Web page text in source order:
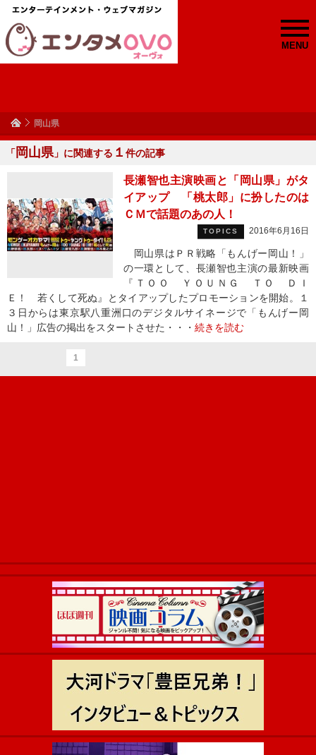
MENU
岡山県
「 岡山県 」に関連する １ 件の記事
長瀬智也主演映画と「岡山県」がタ
イアップ 「桃太郎」に扮したのは
ＣＭで話題のあの人！
TOPICS 2016年6月16日
岡山県はＰＲ戦略「もんげー岡山！」
の一環として、長瀬智也主演の最新映画
『ＴＯＯ ＹＯＵＮＧ ＴＯ ＤＩ
Ｅ！ 若くして死ぬ』とタイアップしたプロモーションを開始。１
３日からは東京駅八重洲口のデジタルサイネージで「もんげー岡
山！」広告の掲出をスタートさせた・・・ 続きを読む
1